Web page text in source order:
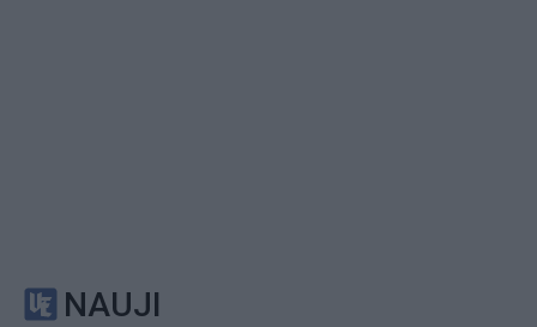
NAUJI